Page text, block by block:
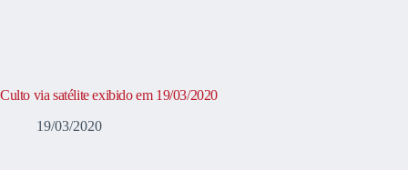
Culto via satélite exibido em 19/03/2020
19/03/2020